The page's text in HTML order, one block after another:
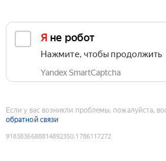
Я не робот
Нажмите, чтобы продолжить
Yandex SmartCaptcha
Если у вас возникли проблемы, пожалуйста,
обратной связи
9183836688814892350:1786117272